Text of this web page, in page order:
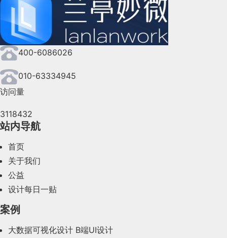
2024年9月(144)
2024年8月(164)
2024年7月(107)
2024年6月(63)
2024年4月(44)
2024年2月(58)
400-6086026
010-63334945
访问量
3118432
站内导航
首页
关于我们
公益
设计每日一贴
案例
大数据可视化设计 B端UI设计